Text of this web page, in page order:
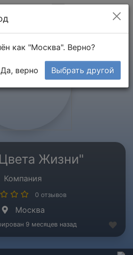
Жизни"
Компания
0 отзывов
Москва
9 месяцев назад
как "Москва". Верно?
Да, верно Выбрать другой